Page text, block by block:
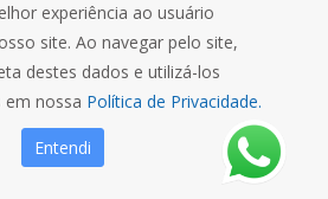
Universidade
MUSEU
UNIJUÍ FM
experiência ao usuário
site. Ao navegar pelo site,
destes dados e utilizá-los
nossa Política de Privacidade.
Entendi